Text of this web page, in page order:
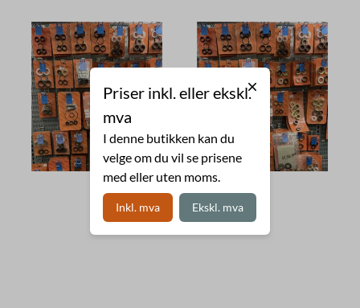
Priser inkl. eller ekskl.
mva
I denne butikken kan du
velge om du vil se prisene
med eller uten moms.
Inkl. mva Ekskl. mva